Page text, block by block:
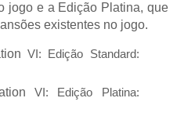
jogo e a Edição Platina, que
existentes no jogo.
VI: Edição Standard:
VI: Edição Platina: